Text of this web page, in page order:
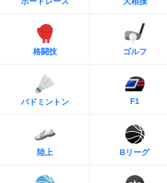
格闘技 ゴルフ
バドミントン F1
陸上 Bリーグ